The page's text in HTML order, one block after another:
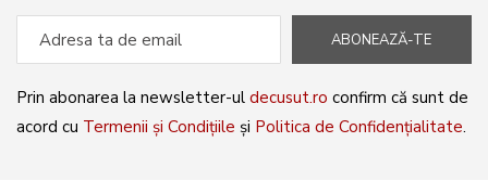
ABONEAZĂ-TE
Prin abonarea la newsletter-ul decusut.ro confirm că sunt de
acord cu Termenii și Condițiile și Politica de Confidențialitate.